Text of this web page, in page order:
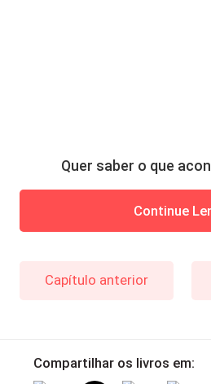
Quer saber o que
Continue
Capítulo anterior
Compartilhar os livros em: